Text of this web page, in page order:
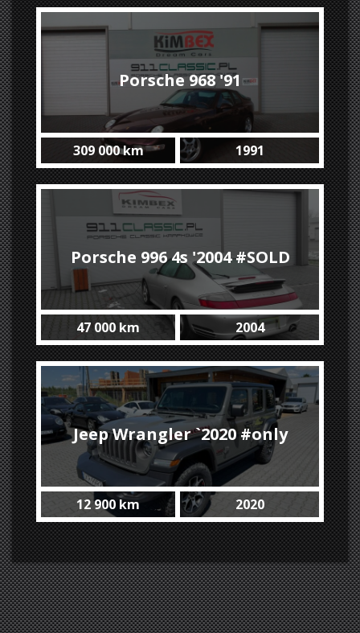
Porsche 968 '91
309 000 km 1991
Porsche 996 4s '2004 #SOLD
47 000 km 2004
Jeep Wrangler `2020 #only
12900km SALON POLSKA /
12 900 km 2020